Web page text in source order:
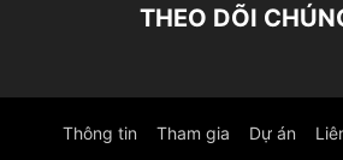
THEO DÕI
Thông tin Tham gia Dự án